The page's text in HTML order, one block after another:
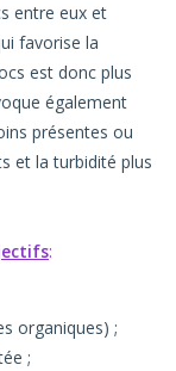
entre eux et
favorise la
est donc plus
également
présentes ou
et la turbidité plus
:
organiques) ;
;